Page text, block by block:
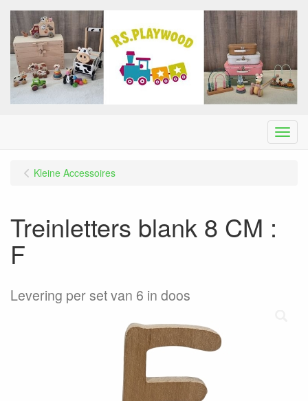
Menu
Kleine Accessoires
Treinletters blank 8 CM :
F
Levering per set van 6 in doos